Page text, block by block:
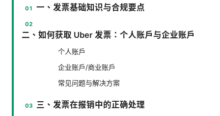
一、发票基础知识与合规要点
二、如何获取 Uber 发票：个人账户与企业账户
个人账户
企业账户/商业账户
常见问题与解决方案
三、发票在报销中的正确处理